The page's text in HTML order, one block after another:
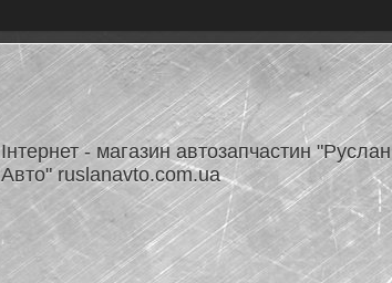
Інтернет - магазин автозапчастин "Руслан
Авто" ruslanavto.com.ua